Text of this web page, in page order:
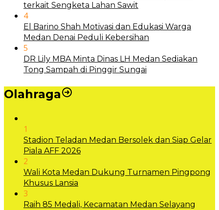
terkait Sengketa Lahan Sawit
4
El Barino Shah Motivasi dan Edukasi Warga
Medan Denai Peduli Kebersihan
5
DR Lily MBA Minta Dinas LH Medan Sediakan
Tong Sampah di Pinggir Sungai
Olahraga
1
Stadion Teladan Medan Bersolek dan Siap Gelar
Piala AFF 2026
2
Wali Kota Medan Dukung Turnamen Pingpong
Khusus Lansia
3
Raih 85 Medali, Kecamatan Medan Selayang